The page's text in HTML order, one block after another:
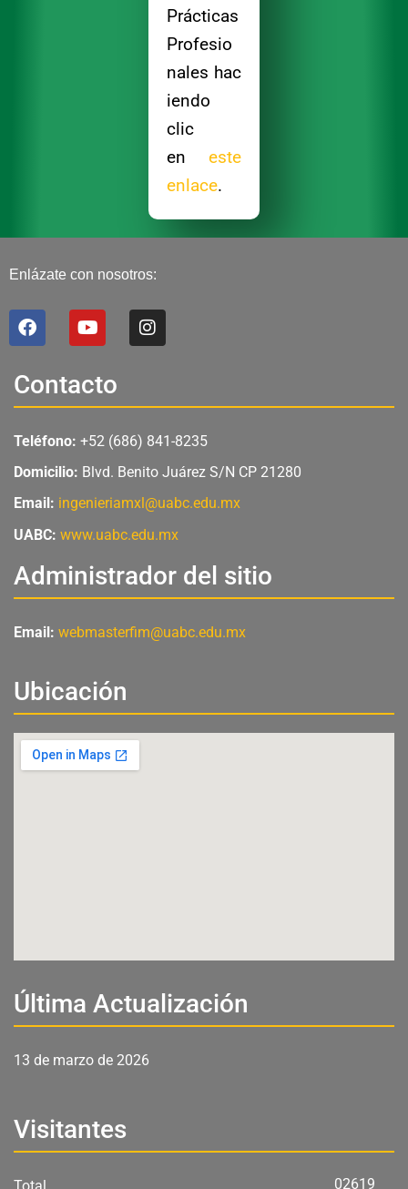
Prácticas
Profesio
nales hac
iendo
clic
eneste
enlace.
Enlázate con nosotros:
F
a
e
b
o
k
Y
o
u
b
I
n
g
a
m
Contacto
Teléfono: +52 (686) 841-8235
Domicilio: Blvd. Benito Juárez S/N CP 21280
Email: ingenieriamxl@uabc.edu.mx
UABC: www.uabc.edu.mx
Administrador del sitio
Email: webmasterfim@uabc.edu.mx
Ubicación
Última Actualización
13 de marzo de 2026
Visitantes
Total 02619